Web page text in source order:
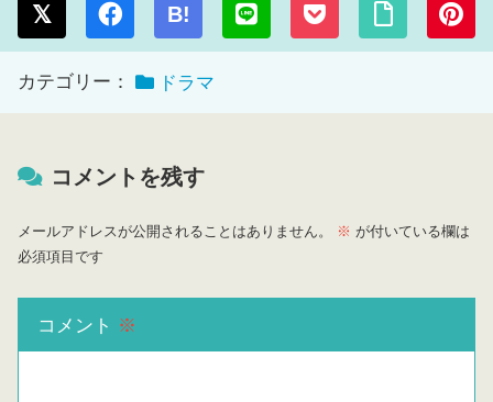
B!
カテゴリー： ドラマ
コメントを残す
メールアドレスが公開されることはありません。 ※ が付いている欄は
必須項目です
コメント ※